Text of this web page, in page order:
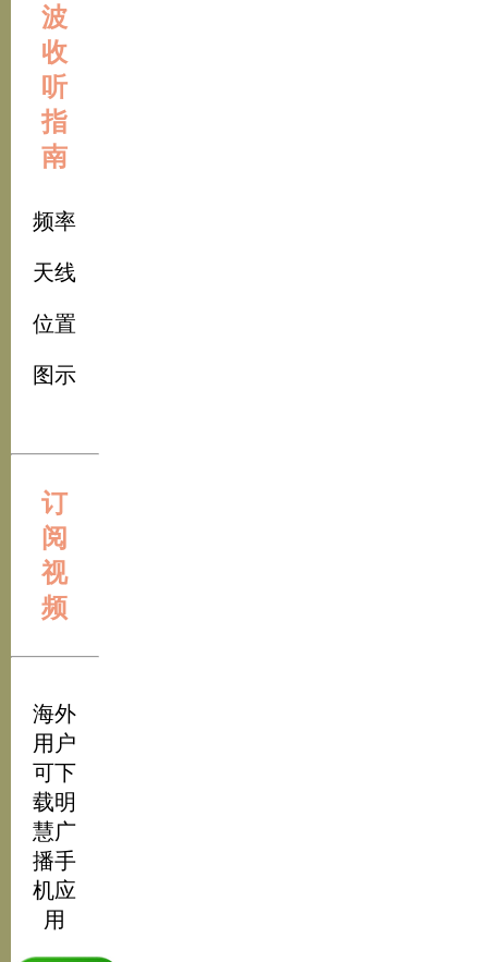
波
收
听
指
南
频率
天线
位置
图示
订
阅
视
频
海外
用户
可下
载明
慧广
播手
机应
用